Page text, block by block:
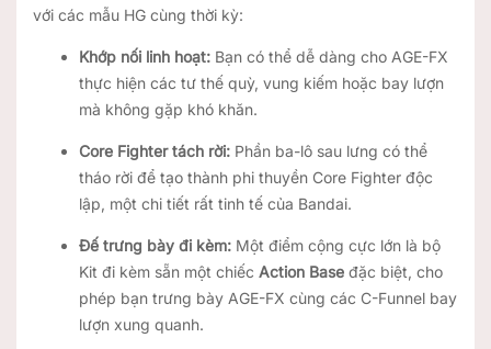
với các mẫu HG cùng thời kỳ:
Khớp nối linh hoạt: Bạn có thể dễ dàng cho AGE-FX
thực hiện các tư thế quỳ, vung kiếm hoặc bay lượn
mà không gặp khó khăn.
Core Fighter tách rời: Phần ba-lô sau lưng có thể
tháo rời để tạo thành phi thuyền Core Fighter độc
lập, một chi tiết rất tinh tế của Bandai.
Đế trưng bày đi kèm: Một điểm cộng cực lớn là bộ
Kit đi kèm sẵn một chiếc Action Base đặc biệt, cho
phép bạn trưng bày AGE-FX cùng các C-Funnel bay
lượn xung quanh.